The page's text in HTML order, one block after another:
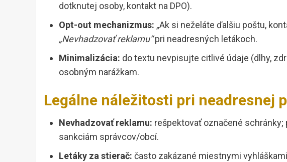
dotknutej osoby, kontakt na DPO).
Opt-out mechanizmus: „Ak si neželáte ďalšiu poštu,
„Nevhadzovať reklamu“pri neadresných letákoch.
Minimalizácia: do textu nevpisujte citlivé údaje (dlhy,
osobným narážkam.
Legálne náležitosti pri neadresnej
Nevhadzovať reklamu: rešpektovať označené
sankciám správcov/obcí.
Letáky za stierač: často zakázané miestnymi